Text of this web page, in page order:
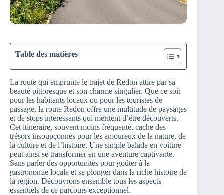
Table des matières
La route qui emprunte le trajet de Redon attire par sa
beauté pittoresque et son charme singulier. Que ce soit
pour les habitants locaux ou pour les touristes de
passage, la route Redon offre une multitude de paysages
et de stops intéressants qui méritent d’être découverts.
Cet itinéraire, souvent moins fréquenté, cache des
trésors insoupçonnés pour les amoureux de la nature, de
la culture et de l’histoire. Une simple balade en voiture
peut ainsi se transformer en une aventure captivante.
Sans parler des opportunités pour goûter à la
gastronomie locale et se plonger dans la riche histoire de
la région. Découvrons ensemble tous les aspects
essentiels de ce parcours exceptionnel.